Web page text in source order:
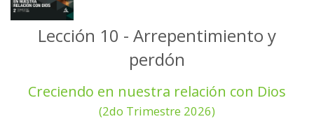
Lección 10 - Arrepentimiento y
perdón
Creciendo en nuestra relación con Dios
(2do Trimestre 2026)